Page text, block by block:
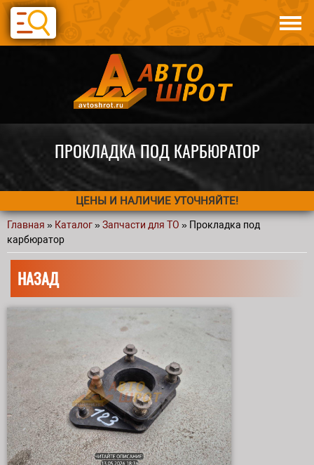
Перейти к основному содержанию
Авто по запчастям
Статьи
ПРОКЛАДКА ПОД КАРБЮРАТОР
ЦЕНЫ И НАЛИЧИЕ УТОЧНЯЙТЕ!
Вы здесь
Главная » Каталог»Запчасти для ТО » Прокладка под
карбюратор
НАЗАД